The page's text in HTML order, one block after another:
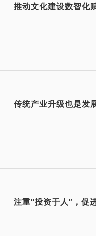
推动文化建设数智化
传统产业升级也是发